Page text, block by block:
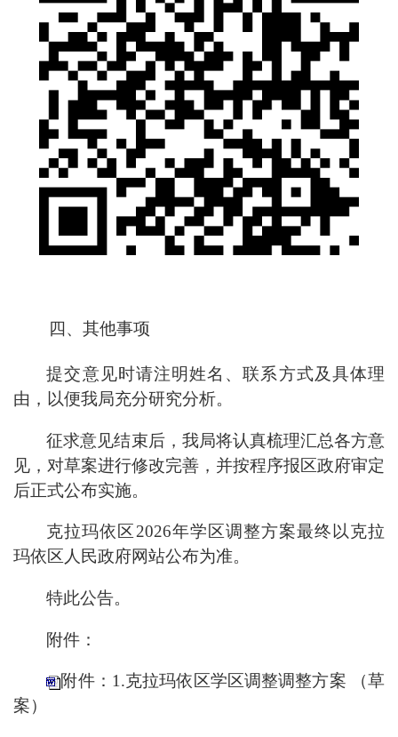
四、 其他事项
提交意见时请注明姓名、联系方式及具体理
由，以便我局充分研究分析。
征求意见结束后，我局将认真梳理汇总各方意
见，对草案进行修改完善，并按程序报区政府审定
后正式公布实施。
克拉玛依区 2026年学区调整方案最终以克拉
玛依区人民政府网站公布为准。
特此公告。
附件：
附件：1.克拉玛依区学区调整调整方案 （草
案）